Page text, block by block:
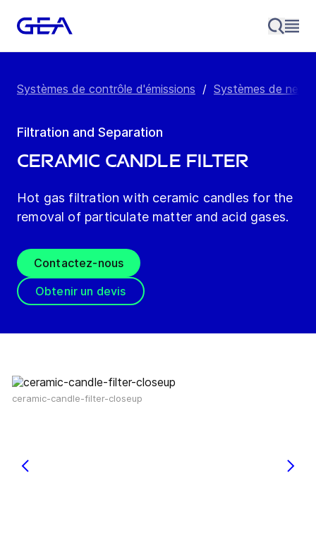
Systèmes de contrôle d'émissions / Systèmes de
Filtration and Separation
Ceramic candle filter
Hot gas filtration with ceramic candles for the
removal of particulate matter and acid gases.
Contactez-nous
Obtenir un devis
ceramic-candle-filter-closeup